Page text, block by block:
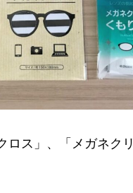
ロス」、「メガネ